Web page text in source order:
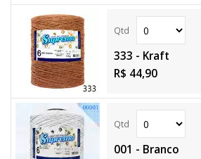
333 - Kraft
R$ 44,90
001 - Branco